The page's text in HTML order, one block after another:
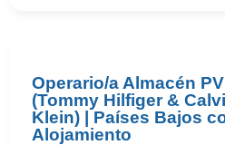
Operario/a Almacén
(Tommy Hilfiger &
Klein) | Países Bajos
Alojamiento